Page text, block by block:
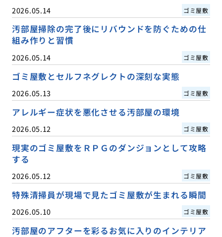
2026.05.14 ゴミ屋敷
汚部屋掃除の完了後にリバウンドを防ぐための仕
組み作りと習慣
2026.05.14 ゴミ屋敷
ゴミ屋敷とセルフネグレクトの深刻な実態
2026.05.13 ゴミ屋敷
アレルギー症状を悪化させる汚部屋の環境
2026.05.12 ゴミ屋敷
現実のゴミ屋敷をＲＰＧのダンジョンとして攻略
する
2026.05.12 ゴミ屋敷
特殊清掃員が現場で見たゴミ屋敷が生まれる瞬間
2026.05.10 ゴミ屋敷
汚部屋のアフターを彩るお気に入りのインテリア